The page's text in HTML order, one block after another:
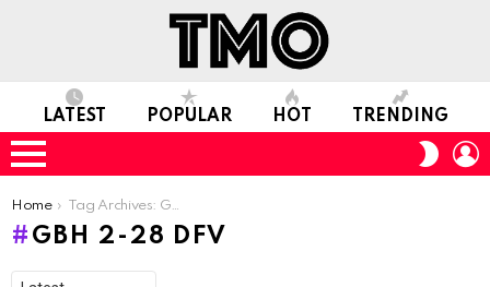
LATEST POPULAR HOT TRENDING
Menu
SKIN
You are here:
Home Tag Archives: GBH 2-28 DFV
GBH 2-28 DFV